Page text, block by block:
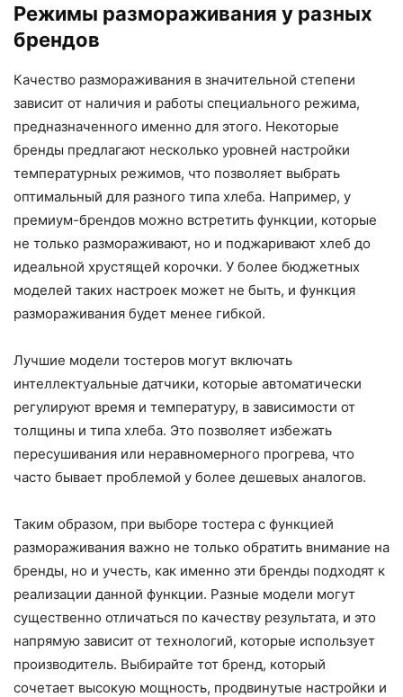
Режимы размораживания у разных
брендов
Качество размораживания в значительной степени
зависит от наличия и работы специального режима,
предназначенного именно для этого. Некоторые
бренды предлагают несколько уровней настройки
температурных режимов, что позволяет выбрать
оптимальный для разного типа хлеба. Например, у
премиум-брендов можно встретить функции, которые
не только размораживают, но и поджаривают хлеб до
идеальной хрустящей корочки. У более бюджетных
моделей таких настроек может не быть, и функция
размораживания будет менее гибкой.
Лучшие модели тостеров могут включать
интеллектуальные датчики, которые автоматически
регулируют время и температуру, в зависимости от
толщины и типа хлеба. Это позволяет избежать
пересушивания или неравномерного прогрева, что
часто бывает проблемой у более дешевых аналогов.
Таким образом, при выборе тостера с функцией
размораживания важно не только обратить внимание на
бренды, но и учесть, как именно эти бренды подходят к
реализации данной функции. Разные модели могут
существенно отличаться по качеству результата, и это
напрямую зависит от технологий, которые использует
производитель. Выбирайте тот бренд, который
сочетает высокую мощность, продвинутые настройки и